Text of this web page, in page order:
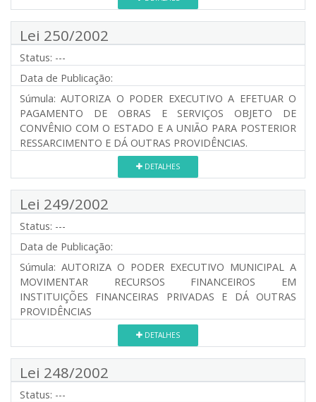
Lei 250/2002
Status: ---
Data de Publicação:
Súmula: AUTORIZA O PODER EXECUTIVO A EFETUAR O
PAGAMENTO DE OBRAS E SERVIÇOS OBJETO DE
CONVÊNIO COM O ESTADO E A UNIÃO PARA POSTERIOR
RESSARCIMENTO E DÁ OUTRAS PROVIDÊNCIAS.
DETALHES
Lei 249/2002
Status: ---
Data de Publicação:
Súmula: AUTORIZA O PODER EXECUTIVO MUNICIPAL A
MOVIMENTAR RECURSOS FINANCEIROS EM
INSTITUIÇÕES FINANCEIRAS PRIVADAS E DÁ OUTRAS
PROVIDÊNCIAS
DETALHES
Lei 248/2002
Status: ---